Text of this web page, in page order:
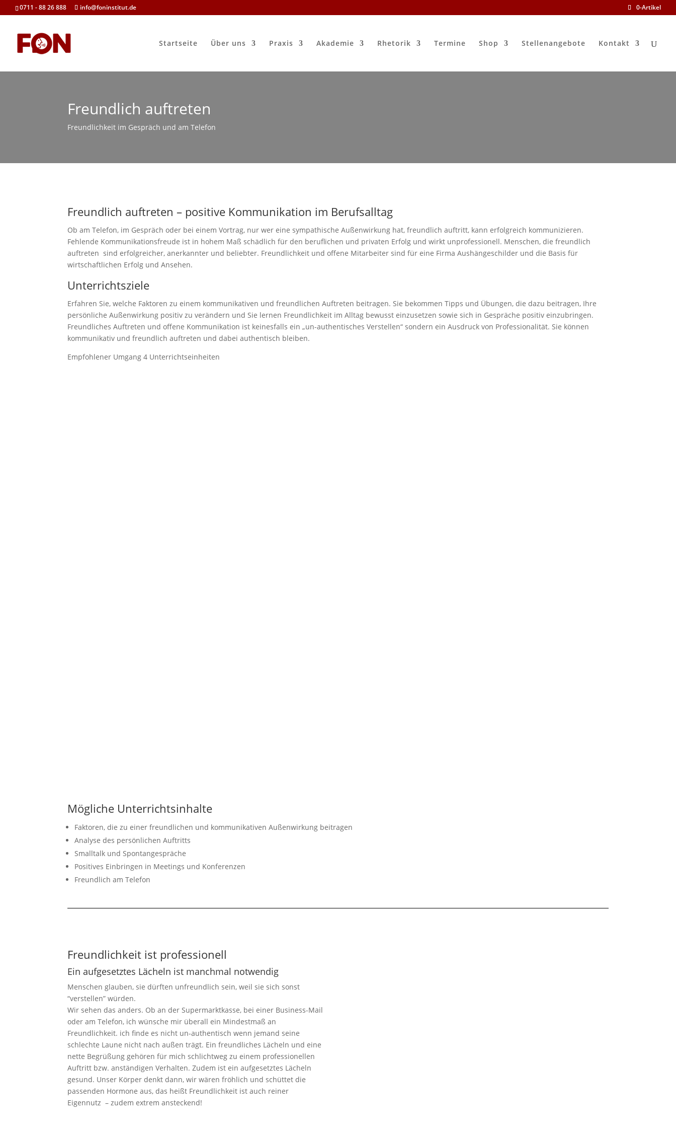
0711 - 88 26 888 info@foninstitut.de 0-Artikel
Startseite Über uns Praxis Akademie Rhetorik Termine Shop Stellenangebote Kontakt
Freundlich auftreten
Freundlichkeit im Gespräch und am Telefon
Freundlich auftreten – positive Kommunikation im Berufsalltag
Ob am Telefon, im Gespräch oder bei einem Vortrag, nur wer eine sympathische Außenwirkung hat, freundlich auftritt, kann erfolgreich kommunizieren.
Fehlende Kommunikationsfreude ist in hohem Maß schädlich für den beruflichen und privaten Erfolg und wirkt unprofessionell. Menschen, die freundlich
auftreten sind erfolgreicher, anerkannter und beliebter. Freundlichkeit und offene Mitarbeiter sind für eine Firma Aushängeschilder und die Basis für
wirtschaftlichen Erfolg und Ansehen.
Unterrichtsziele
Erfahren Sie, welche Faktoren zu einem kommunikativen und freundlichen Auftreten beitragen. Sie bekommen Tipps und Übungen, die dazu beitragen, Ihre
persönliche Außenwirkung positiv zu verändern und Sie lernen Freundlichkeit im Alltag bewusst einzusetzen sowie sich in Gespräche positiv einzubringen.
Freundliches Auftreten und offene Kommunikation ist keinesfalls ein „un-authentisches Verstellen“ sondern ein Ausdruck von Professionalität. Sie können
kommunikativ und freundlich auftreten und dabei authentisch bleiben.
Empfohlener Umgang 4 Unterrichtseinheiten
Mögliche Unterrichtsinhalte
Faktoren, die zu einer freundlichen und kommunikativen Außenwirkung beitragen
Analyse des persönlichen Auftritts
Smalltalk und Spontangespräche
Positives Einbringen in Meetings und Konferenzen
Freundlich am Telefon
Freundlichkeit ist professionell
Ein aufgesetztes Lächeln ist manchmal notwendig
Menschen glauben, sie dürften unfreundlich sein, weil sie sich sonst
“verstellen” würden.
Wir sehen das anders. Ob an der Supermarktkasse, bei einer Business-Mail
oder am Telefon, ich wünsche mir überall ein Mindestmaß an
Freundlichkeit. ich finde es nicht un-authentisch wenn jemand seine
schlechte Laune nicht nach außen trägt. Ein freundliches Lächeln und eine
nette Begrüßung gehören für mich schlichtweg zu einem professionellen
Auftritt bzw. anständigen Verhalten. Zudem ist ein aufgesetztes Lächeln
gesund. Unser Körper denkt dann, wir wären fröhlich und schüttet die
passenden Hormone aus, das heißt Freundlichkeit ist auch reiner
Eigennutz – zudem extrem ansteckend!